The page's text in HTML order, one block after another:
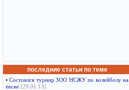
последние статьи по теме
•Состоялся турнир ЗОО НСЖУ по волейболу на
песке [29.01.13]